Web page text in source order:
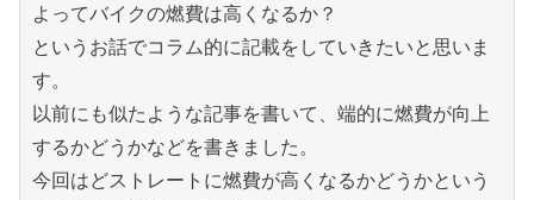
よってバイクの燃費は高くなるか？
というお話でコラム的に記載をしていきたいと思いま
す。
以前にも似たような記事を書いて、端的に燃費が向上
するかどうかなどを書きました。
今回はどストレートに燃費が高くなるかどうかという